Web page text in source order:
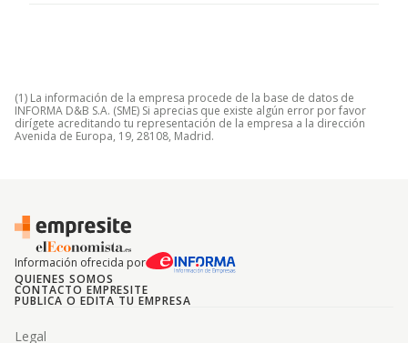
(1) La información de la empresa procede de la base de datos de
INFORMA D&B S.A. (SME) Si aprecias que existe algún error por favor
dirígete acreditando tu representación de la empresa a la dirección
Avenida de Europa, 19, 28108, Madrid.
Información ofrecida por
QUIENES SOMOS
CONTACTO EMPRESITE
PUBLICA O EDITA TU EMPRESA
Legal